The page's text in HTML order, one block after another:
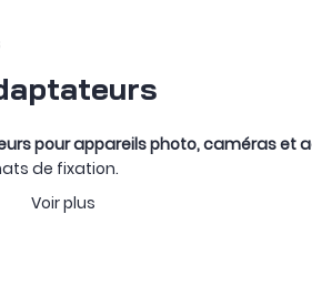
pour appareils photo, caméras et
de fixation.
une source d’énergie ou un
pour batteries NP-F, V-Mount
appareil hybride. Des
Voir plus